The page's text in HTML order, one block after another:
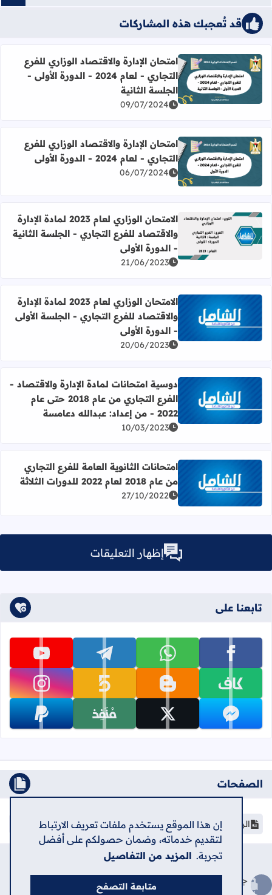
إن هذا الموقع يستخدم ملفات تعريف الارتباط
لتقديم خدماته، وضمان حصولكم على أفضل
تجربة. المزيد من التفاصيل
متابعة التصفح
قد تُعجبك هذه المشاركات
اقرأ المزيد عن امتحان الإدارة والاقتصاد الوزاري للفرع التجاري - لعام 2024 - الدورة الأولى -
امتحان الإدارة والاقتصاد الوزاري للفرع
التجاري - لعام 2024 - الدورة الأولى -
الجلسة الثانية
09/07/2024
اقرأ المزيد عن امتحان الإدارة والاقتصاد الوزاري للفرع التجاري - لعام 2024 -
امتحان الإدارة والاقتصاد الوزاري للفرع
التجاري - لعام 2024 - الدورة الأولى
06/07/2024
اقرأ المزيد عن الامتحان الوزاري لعام 2023 لمادة الإدارة والاقتصاد للفرع التجاري - الجلسة الثانية - الدورة الأولى
الامتحان الوزاري لعام 2023 لمادة الإدارة
والاقتصاد للفرع التجاري - الجلسة الثانية
- الدورة الأولى
21/06/2023
اقرأ المزيد عن الامتحان الوزاري لعام 2023 لمادة الإدارة والاقتصاد للفرع التجاري - الجلسة الأولى - الدورة الأولى
الامتحان الوزاري لعام 2023 لمادة الإدارة
والاقتصاد للفرع التجاري - الجلسة الأولى
- الدورة الأولى
20/06/2023
اقرأ المزيد عن دوسية امتحانات لمادة الإدارة والاقتصاد - الفرع التجاري من عام 2018 حتى عام
دوسية امتحانات لمادة الإدارة والاقتصاد -
الفرع التجاري من عام 2018 حتى عام
2022 - من إعداد: عبدالله دعامسة
10/03/2023
اقرأ المزيد عن امتحانات الثانوية العامة للفرع التجاري من عام 2018 لعام 2022 للدورات الثلاثة
امتحانات الثانوية العامة للفرع التجاري
من عام 2018 لعام 2022 للدورات الثلاثة
27/10/2022
إظهار التعليقات
تابعنا على
تابعنا على facebook تابعنا على whatsapp تابعنا على telegram تابعنا على youtube
تابعنا على kafiil تابعنا على blogger تابعنا على khamsat تابعنا على instagram
تابعنا على messenger تابعنا على x تابعنا على monafiz تابعنا على paypal
الصفحات
الرئيسية
جميع الحقوق محفوظة ©2026منصة الشامل الإلكترونية
الرئيسية حول اتصل بنا سياسة الخصوصية